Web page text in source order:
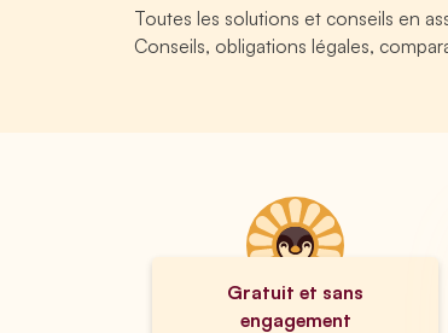
Toutes les solutions et conseils en
Conseils, obligations légales,
Gratuit et sans
engagement